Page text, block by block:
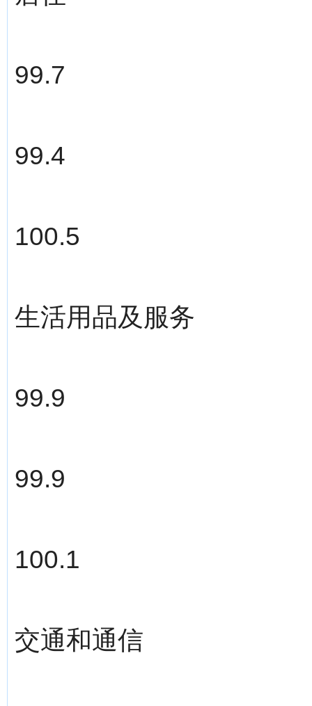
99.7
99.4
100.5
生活用品及服务
99.9
99.9
100.1
交通和通信